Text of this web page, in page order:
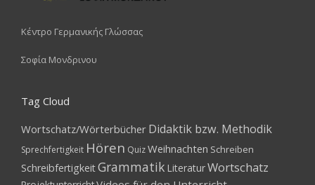
Κέντρο Γερμανικής Γλώσσας
Σοφία Μονδρινου
Tag Cloud
Wortschatz/Wörterbücher Didaktik bzw. Methodik
Sprechfertigkeit Hören QuizWeihnachten Schreiben
SchreibfertigkeitGrammatik LiteraturWortschatz